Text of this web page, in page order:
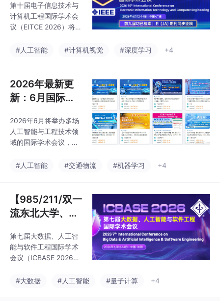
有正规检索、审稿高效
的特点。同时提供全流
程期刊发表支持服务，
配、英文润色、查重降
Scopus 检索 | E
I(JA)期刊同步征
先投先审】第十
与计算机工程国
际学术会议（EI
TCE 2026）
第十届电子信息技术与
计算机工程国际学术会
议（EITCE 2026）将于
日在广州隆重召开。作
既是 EITCE 系列会议十
年发展的重要里程碑，
也是对过往九届深耕学
升华。凭借严谨规范的
出版流程与成熟稳定的
检索保障，往届所有录
pendex、Scopus 完整
#人工智能 #计算机视觉 #深度学习 +4
2026年最新更
新：6月国际学
一览
2026年6月将举办多场
人工智能与工程技术领
域的国际学术会议，主
分海外城市（如希腊、
DH、LMTA等）、数字
技术（ICOCT、ICCM
T）、机械工程（MMEA
（ICEMEE、EPSRM）
等前沿方向。其中6月5
-7日、12-14日、19-21
段会议最为密集，北
#人工智能 #交通物流 #机器学习 +4
【985/211/双一
流东北大学、大
主办 | IEEE出版
| 连续6届稳定快
届会后3个月检
第七届大数据、人工智
能与软件工程国际学术
会议（ICBASE 2026）
日在中国-沈阳（线上
#大数据 #人工智能 #量子计算 +4